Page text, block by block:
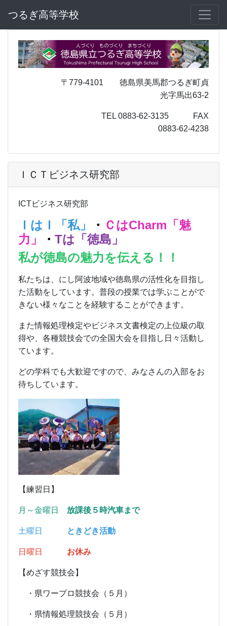
つるぎ高等学校
〒779-4101 徳島県美馬郡つるぎ町貞
光字馬出63-2
TEL 0883-62-3135 FAX
0883-62-4238
ＩＣＴビジネス研究部
ICTビジネス研究部
ＩはＩ「私」 ・ ＣはCharm「魅
力」
・ Tは「徳島」
私が徳島の魅力を伝える！！
私たちは、にし阿波地域や徳島県の活性化を目指し
た活動をしています。普段の授業では学ぶことがで
きない様々なことを経験することができます。
また情報処理検定やビジネス文書検定の上位級の取
得や、各種競技会での全国大会を目指し日々活動し
ています。
どの学科でも大歓迎ですので、みなさんの入部をお
待ちしています。
【練習日】
月～金曜日 放課後５時汽車まで
土曜日 ときどき活動
日曜日 お休み
【めざす競技会】
・県ワープロ競技会（５月）
・県情報処理競技会（５月）